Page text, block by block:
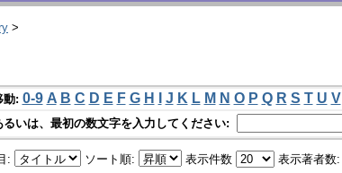
>
動: 0-9 A B C D E F G H J K L M N O P Q R S T U V
るいは、最初の数文字を入力してください:
: ソート順: 表示件数 表示著者数: